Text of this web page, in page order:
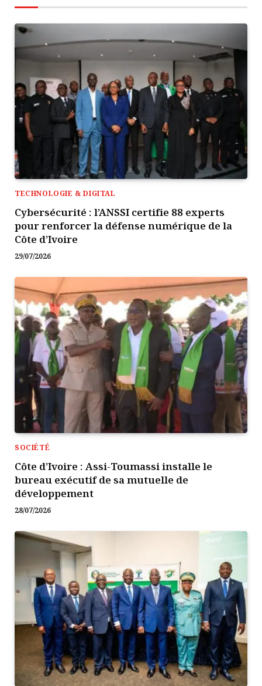
TECHNOLOGIE & DIGITAL
Cybersécurité : l’ANSSI certifie 88 experts
pour renforcer la défense numérique de la
Côte d’Ivoire
29/07/2026
SOCIÉTÉ
Côte d’Ivoire : Assi-Toumassi installe le
bureau exécutif de sa mutuelle de
développement
28/07/2026